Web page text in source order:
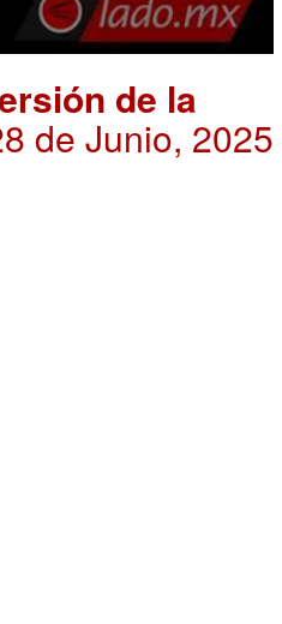
de la
de Junio, 2025